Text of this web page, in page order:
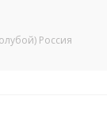
Россия